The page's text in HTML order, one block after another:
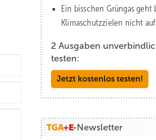
Ein bisschen Grüngas geht
Klima­schutz­zielen nicht auf
2 Ausgaben
testen:
Jetzt kostenlos testen!
Newsletter